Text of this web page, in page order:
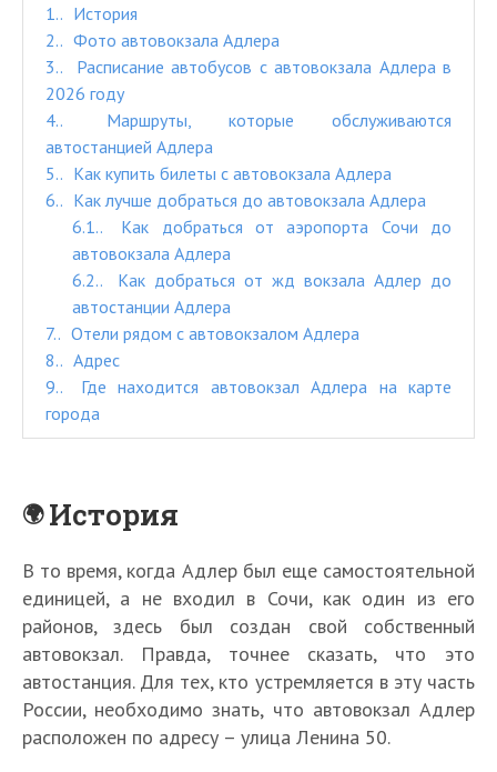
1.
История
2.
Фото автовокзала Адлера
3.
Расписание автобусов с автовокзала Адлера в
2026 году
4.
Маршруты, которые обслуживаются
автостанцией Адлера
5.
Как купить билеты с автовокзала Адлера
6.
Как лучше добраться до автовокзала Адлера
6.1.
Как добраться от аэропорта Сочи до
автовокзала Адлера
6.2.
Как добраться от жд вокзала Адлер до
автостанции Адлера
7.
Отели рядом с автовокзалом Адлера
8.
Адрес
9.
Где находится автовокзал Адлера на карте
города
История
В то время, когда Адлер был еще самостоятельной
единицей, а не входил в Сочи, как один из его
районов, здесь был создан свой собственный
автовокзал. Правда, точнее сказать, что это
автостанция. Для тех, кто устремляется в эту часть
России, необходимо знать, что автовокзал Адлер
расположен по адресу – улица Ленина 50.